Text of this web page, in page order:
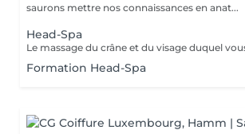
saurons mettre nos connaissances en anat...
Head-Spa
Formation Head-Spa